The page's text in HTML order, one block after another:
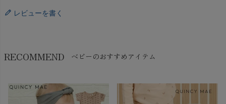
レビューを書く
RECOMMEND ベビーのおすすめアイテム